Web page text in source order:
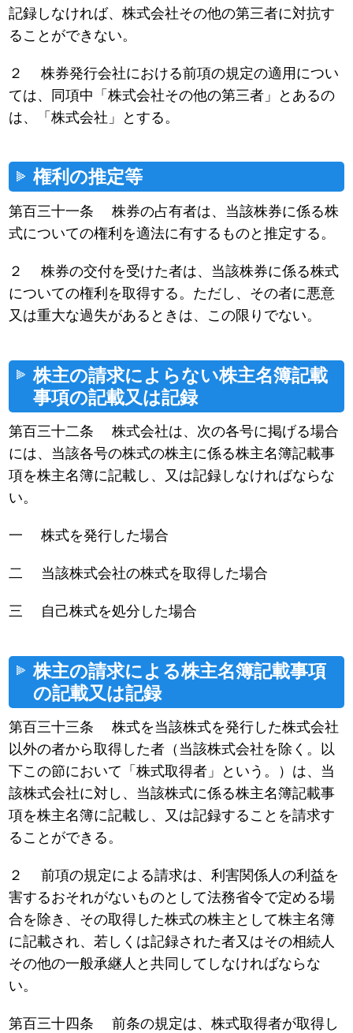
記録しなければ、株式会社その他の第三者に対抗す
ることができない。
２ 株券発行会社における前項の規定の適用につい
ては、同項中「株式会社その他の第三者」とあるの
は、「株式会社」とする。
権利の推定等
第百三十一条 株券の占有者は、当該株券に係る株
式についての権利を適法に有するものと推定する。
２ 株券の交付を受けた者は、当該株券に係る株式
についての権利を取得する。ただし、その者に悪意
又は重大な過失があるときは、この限りでない。
株主の請求によらない株主名簿記載
事項の記載又は記録
第百三十二条 株式会社は、次の各号に掲げる場合
には、当該各号の株式の株主に係る株主名簿記載事
項を株主名簿に記載し、又は記録しなければならな
い。
一 株式を発行した場合
二 当該株式会社の株式を取得した場合
三 自己株式を処分した場合
株主の請求による株主名簿記載事項
の記載又は記録
第百三十三条 株式を当該株式を発行した株式会社
以外の者から取得した者（当該株式会社を除く。以
下この節において「株式取得者」という。）は、当
該株式会社に対し、当該株式に係る株主名簿記載事
項を株主名簿に記載し、又は記録することを請求す
ることができる。
２ 前項の規定による請求は、利害関係人の利益を
害するおそれがないものとして法務省令で定める場
合を除き、その取得した株式の株主として株主名簿
に記載され、若しくは記録された者又はその相続人
その他の一般承継人と共同してしなければならな
い。
第百三十四条 前条の規定は、株式取得者が取得し